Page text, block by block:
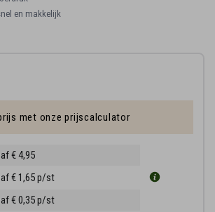
en makkelijk
met onze prijscalculator
€ 4,95
€ 1,65p/st
€ 0,35p/st